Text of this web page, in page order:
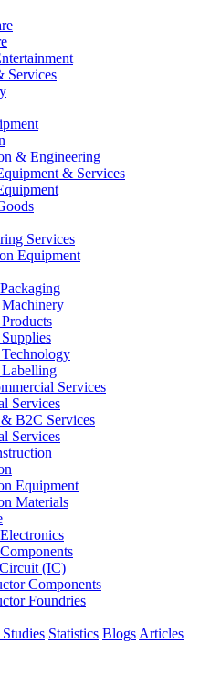
Services
& Engineering
& Services
Services
Equipment
Services
Services
B2C Services
Services
Equipment
Materials
(IC)
Components
Foundries
Studies Statistics Blogs Articles